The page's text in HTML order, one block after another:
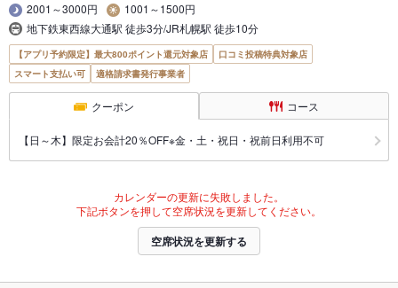
2001～3000円
1001～1500円
地下鉄東西線大通駅 徒歩3分/JR札幌駅 徒歩10分
【アプリ予約限定】最大800ポイント還元対象店
口コミ投稿特典対象店
スマート支払い可
適格請求書発行事業者
クーポン コース
【日～木】限定お会計20％OFF※金・土・祝日・祝前日利用不可
カレンダーの更新に失敗しました。
下記ボタンを押して空席状況を更新してください。
空席状況を更新する